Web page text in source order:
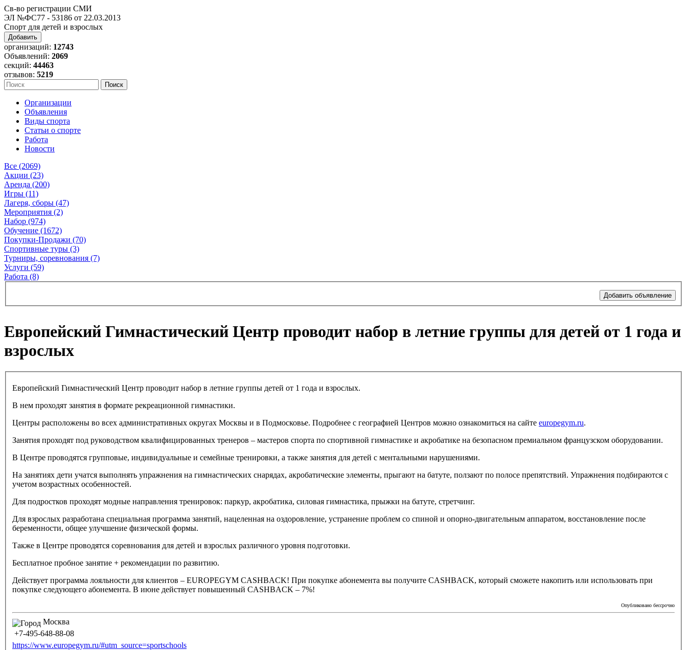
Св-во регистрации СМИ
ЭЛ №ФС77 - 53186 от 22.03.2013
Спорт для детей и взрослых
Добавить
организаций: 12743
Объявлений: 2069
секций: 44463
отзывов: 5219
Организации
Объявления
Виды спорта
Статьи о спорте
Работа
Новости
Все (2069)
Акции (23)
Аренда (200)
Игры (11)
Лагеря, сборы (47)
Мероприятия (2)
Набор (974)
Обучение (1672)
Покупки-Продажи (70)
Спортивные туры (3)
Турниры, соревнования (7)
Услуги (59)
Работа (8)
Добавить объявление
Европейский Гимнастический Центр проводит набор в летние группы для детей от 1 года и
взрослых
Европейский Гимнастический Центр проводит набор в летние группы детей от 1 года и взрослых.
В нем проходят занятия в формате рекреационной гимнастики.
Центры расположены во всех административных округах Москвы и в Подмосковье. Подробнее с географией Центров можно ознакомиться на сайте europegym.ru.
Занятия проходят под руководством квалифицированных тренеров – мастеров спорта по спортивной гимнастике и акробатике на безопасном премиальном французском оборудовании.
В Центре проводятся групповые, индивидуальные и семейные тренировки, а также занятия для детей с ментальными нарушениями.
На занятиях дети учатся выполнять упражнения на гимнастических снарядах, акробатические элементы, прыгают на батуте, ползают по полосе препятствий. Упражнения подбираются с
учетом возрастных особенностей.
Для подростков проходят модные направления тренировок: паркур, акробатика, силовая гимнастика, прыжки на батуте, стретчинг.
Для взрослых разработана специальная программа занятий, нацеленная на оздоровление, устранение проблем со спиной и опорно-двигательным аппаратом, восстановление после
беременности, общее улучшение физической формы.
Также в Центре проводятся соревнования для детей и взрослых различного уровня подготовки.
Бесплатное пробное занятие + рекомендации по развитию.
Действует программа лояльности для клиентов – EUROPEGYM CASHBACK! При покупке абонемента вы получите CASHBACK, который сможете накопить или использовать при
покупке следующего абонемента. В июне действует повышенный CASHBACK – 7%!
Опубликовано бессрочно
Москва
+7-495-648-88-08
https://www.europegym.ru/#utm_source=sportschools